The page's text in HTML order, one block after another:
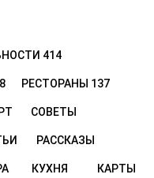
414
РЕСТОРАНЫ 137
СОВЕТЫ
РАССКАЗЫ
КУХНЯ КАРТЫ